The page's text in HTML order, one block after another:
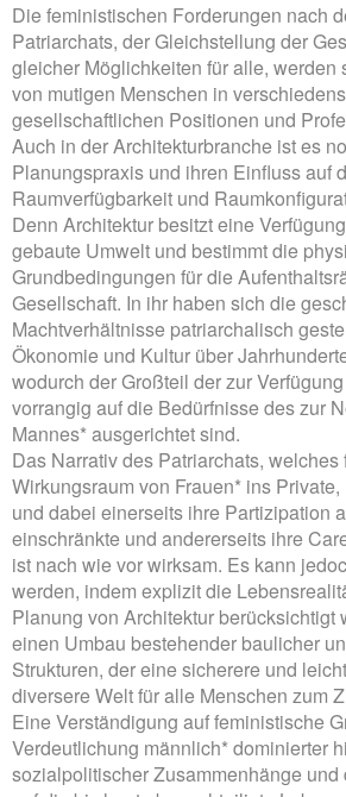
Die feministischen Forderungen nach
Patriarchats, der Gleichstellung der
gleicher Möglichkeiten für alle, werden
von mutigen Menschen in
gesellschaftlichen Positionen und
Auch in der Architekturbranche ist es
Planungspraxis und ihren Einfluss auf
Raumverfügbarkeit und
Denn Architektur besitzt eine
gebaute Umwelt und bestimmt die
Grundbedingungen für die
Gesellschaft. In ihr haben sich die
Machtverhältnisse patriarchalisch
Ökonomie und Kultur über
wodurch der Großteil der zur
vorrangig auf die Bedürfnisse des zur
Mannes* ausgerichtet sind.
Das Narrativ des Patriarchats, welches
Wirkungsraum von Frauen* ins
und dabei einerseits ihre Partizipation
einschränkte und andererseits ihre
ist nach wie vor wirksam. Es kann
werden, indem explizit die
Planung von Architektur berücksichtigt
einen Umbau bestehender baulicher
Strukturen, der eine sicherere und
diversere Welt für alle Menschen zum
Eine Verständigung auf feministische
Verdeutlichung männlich* dominierter
sozialpolitischer Zusammenhänge